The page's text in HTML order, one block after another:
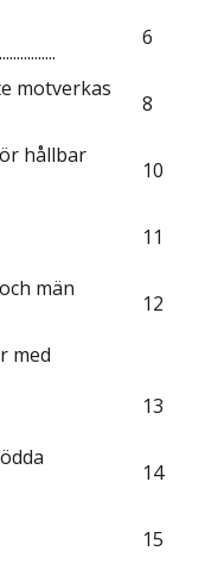
6
motverkas
8
hållbar
10
11
män
12
med
13
14
15